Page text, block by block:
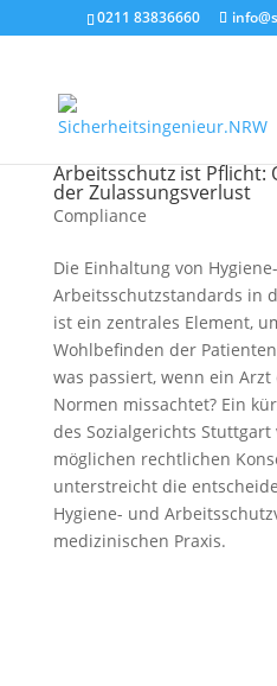
0211 83836660
Arbeitsschutz ist Pflicht:
der Zulassungsverlust
Compliance
Die Einhaltung von
Arbeitsschutzstandards in
ist ein zentrales Element,
Wohlbefinden der
was passiert, wenn ein
Normen missachtet? Ein
des Sozialgerichts
möglichen rechtlichen
unterstreicht die
Hygiene- und
medizinischen Praxis.